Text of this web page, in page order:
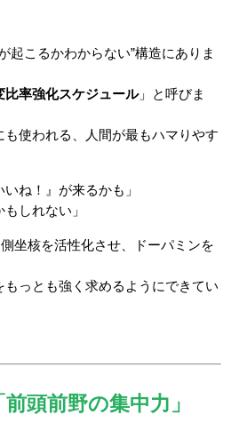
起こるかわからない”構造にありま
比率強化スケジュール」と呼びま
使われる、人間が最もハマりやす
ね！』が来るかも」
しれない」
坐核を活性化させ、ドーパミンを
っとも強く求めるようにできてい
頭前野の集中力」